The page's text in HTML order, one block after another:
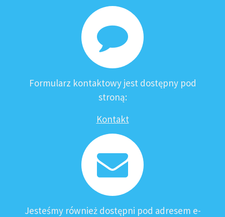
Formularz kontaktowy jest dostępny pod
stroną:
Kontakt
Jesteśmy również dostępni pod adresem e-